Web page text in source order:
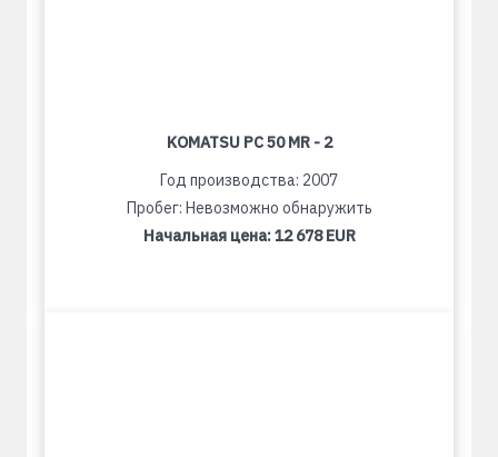
KOMATSU PC 50 MR - 2
Год производства: 2007
Пробег: Невозможно обнаружить
Начальная цена:12 678 EUR